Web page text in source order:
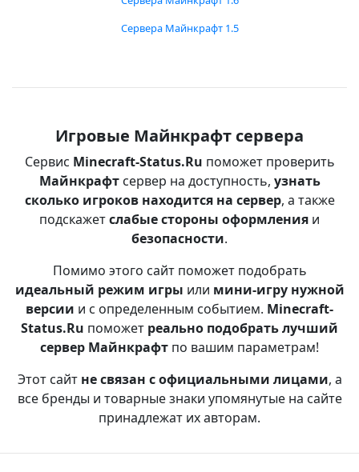
Сервера Майнкрафт 1.5
Игровые Майнкрафт сервера
Сервис Minecraft-Status.Ru поможет проверить
Майнкрафтсервер на доступность, узнать
сколько игроков находится на сервер, а также
подскажетслабые стороны оформления и
безопасности.
Помимо этого сайт поможет подобрать
идеальный режим игры или мини-игру нужной
версии и с определенным событием. Minecraft-
Status.Ru поможет реально подобрать лучший
сервер Майнкрафт по вашим параметрам!
Этот сайт не связан с официальными лицами, а
все бренды и товарные знаки упомянутые на сайте
принадлежат их авторам.